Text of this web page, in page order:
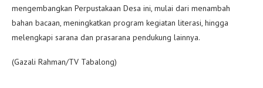
mengembangkan Perpustakaan Desa ini, mulai dari menambah
bahan bacaan, meningkatkan program kegiatan literasi, hingga
melengkapi sarana dan prasarana pendukung lainnya.
(Gazali Rahman/TV Tabalong)